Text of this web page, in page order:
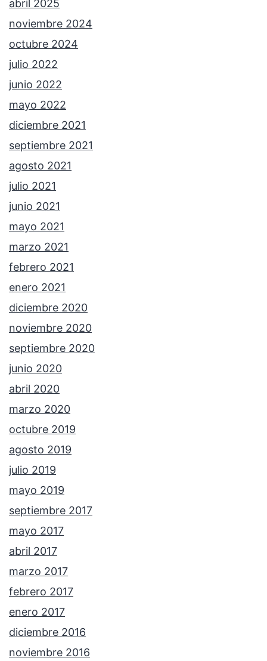
abril 2025
noviembre 2024
octubre 2024
julio 2022
junio 2022
mayo 2022
diciembre 2021
septiembre 2021
agosto 2021
julio 2021
junio 2021
mayo 2021
marzo 2021
febrero 2021
enero 2021
diciembre 2020
noviembre 2020
septiembre 2020
junio 2020
abril 2020
marzo 2020
octubre 2019
agosto 2019
julio 2019
mayo 2019
septiembre 2017
mayo 2017
abril 2017
marzo 2017
febrero 2017
enero 2017
diciembre 2016
noviembre 2016